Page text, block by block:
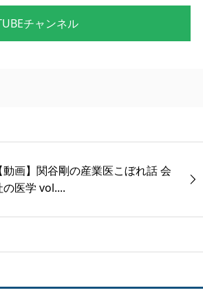
チャンネル
動画】関谷剛の産業医こぼれ話 会
の医学 vol....